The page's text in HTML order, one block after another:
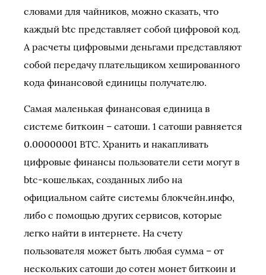
словами для чайников, можно сказать, что
каждый btc представляет собой цифровой код.
А расчеты цифровыми деньгами представляют
собой передачу плательщиком хешированного
кода финансовой единицы получателю.
Самая маленькая финансовая единица в
системе биткоин – сатоши. 1 сатоши равняется
0.00000001 BTC. Хранить и накапливать
цифровые финансы пользователи сети могут в
btc-кошельках, созданных либо на
официальном сайте системы блокчейн.инфо,
либо с помощью других сервисов, которые
легко найти в интернете. На счету
пользователя может быть любая сумма – от
нескольких сатоши до сотен монет биткоин и